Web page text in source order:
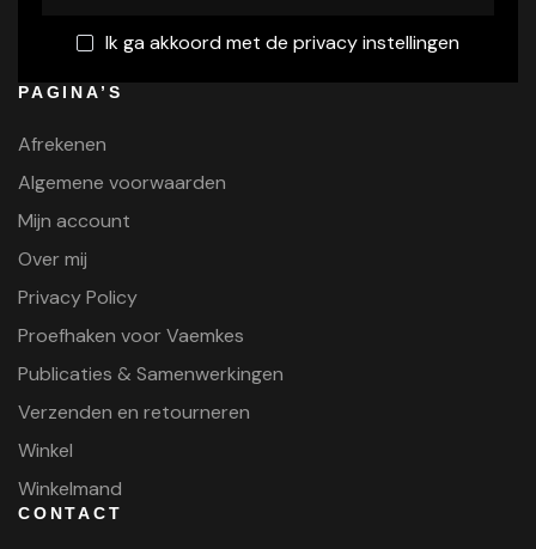
Ik ga akkoord met de privacy instellingen
PAGINA’S
Afrekenen
Algemene voorwaarden
Mijn account
Over mij
Privacy Policy
Proefhaken voor Vaemkes
Publicaties & Samenwerkingen
Verzenden en retourneren
Winkel
Winkelmand
CONTACT